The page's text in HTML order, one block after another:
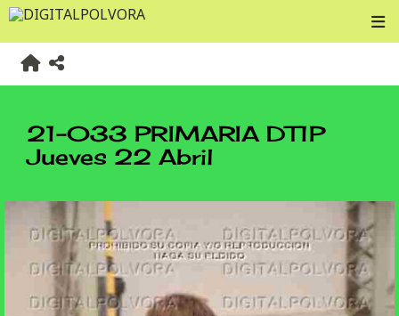
21-033 PRIMARIA DT1P
Jueves 22 Abril